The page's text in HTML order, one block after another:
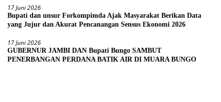
17 Juni 2026
Bupati dan unsur Forkompimda Ajak Masyarakat Berikan Data
yang Jujur dan Akurat Pencanangan Sensus Ekonomi 2026
17 Juni 2026
GUBERNUR JAMBI DAN Bupati Bungo SAMBUT
PENERBANGAN PERDANA BATIK AIR DI MUARA BUNGO